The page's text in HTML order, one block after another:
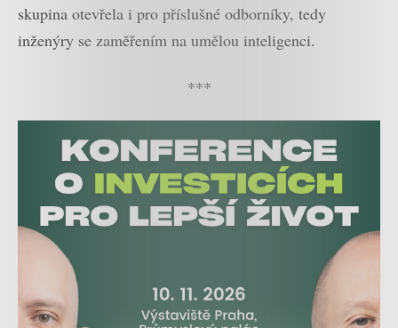
skupina otevřela i pro příslušné odborníky, tedy
inženýry se zaměřením na umělou inteligenci.
***